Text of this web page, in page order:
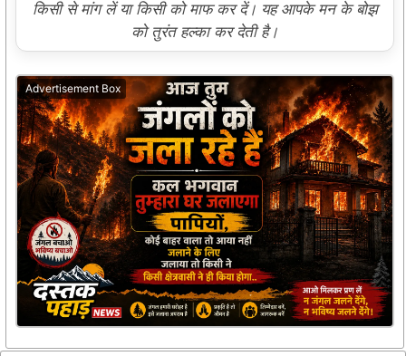
किसी से मांग लें या किसी को माफ कर दें। यह आपके मन के बोझ
को तुरंत हल्का कर देती है।
Advertisement Box